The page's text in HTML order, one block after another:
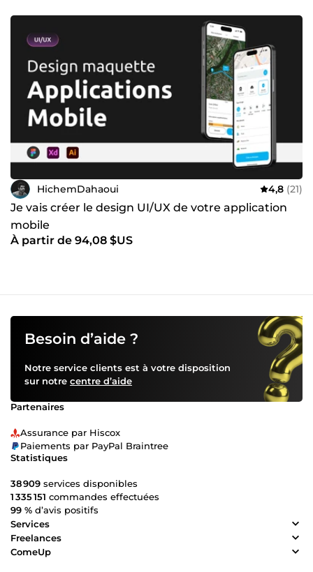
HichemDahaoui 4,8 (21)
Je vais créer le design UI/UX de votre application
mobile
À partir de 94,08 $US
Besoin d’aide ?
Notre service clients est à votre disposition
sur notre centre d’aide
Partenaires
Assurance par Hiscox
Paiements par PayPal Braintree
Statistiques
38 909 services disponibles
1 335 151 commandes effectuées
99 % d’avis positifs
Services
Freelances
ComeUp